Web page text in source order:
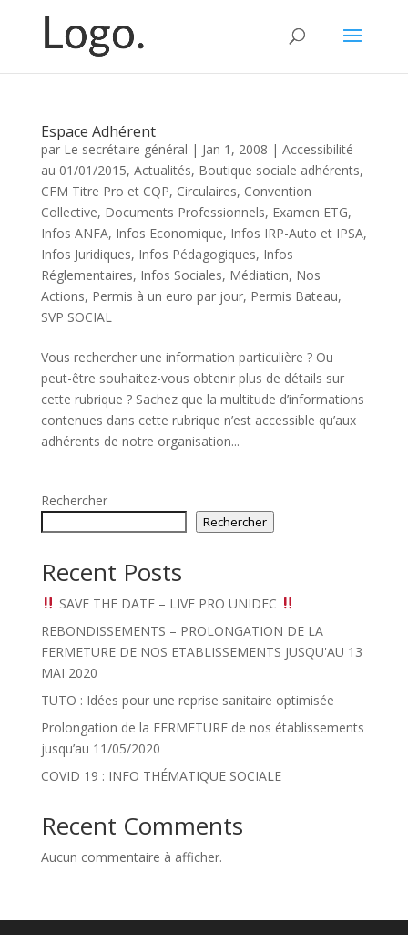
Espace Adhérent
par Le secrétaire général | Jan 1, 2008 | Accessibilité
au 01/01/2015, Actualités, Boutique sociale adhérents,
CFM Titre Pro et CQP, Circulaires, Convention
Collective, Documents Professionnels, Examen ETG,
Infos ANFA, Infos Economique, Infos IRP-Auto et IPSA,
Infos Juridiques, Infos Pédagogiques, Infos
Réglementaires, Infos Sociales, Médiation, Nos
Actions, Permis à un euro par jour, Permis Bateau,
SVP SOCIAL
Vous rechercher une information particulière ? Ou
peut-être souhaitez-vous obtenir plus de détails sur
cette rubrique ? Sachez que la multitude d’informations
contenues dans cette rubrique n’est accessible qu’aux
adhérents de notre organisation...
Rechercher
Rechercher
Recent Posts
SAVE THE DATE – LIVE PRO UNIDEC
REBONDISSEMENTS – PROLONGATION DE LA
FERMETURE DE NOS ETABLISSEMENTS JUSQU'AU 13
MAI 2020
TUTO : Idées pour une reprise sanitaire optimisée
Prolongation de la FERMETURE de nos établissements
jusqu’au 11/05/2020
COVID 19 : INFO THÉMATIQUE SOCIALE
Recent Comments
Aucun commentaire à afficher.